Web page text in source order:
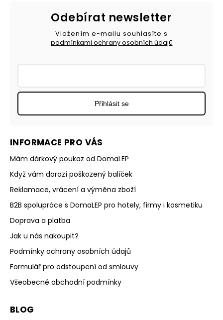
INFORMACE PRO VÁS
Mám dárkový poukaz od DomaLEP
Když vám dorazí poškozený balíček
Reklamace, vrácení a výměna zboží
B2B spolupráce s DomaLEP pro hotely, firmy i kosmetiku
Doprava a platba
Jak u nás nakoupit?
Podmínky ochrany osobních údajů
Formulář pro odstoupení od smlouvy
Všeobecné obchodní podmínky
BLOG
Odebírat newsletter
Vložením e-mailu souhlasíte s
podmínkami ochrany osobních údajů
Přihlásit se